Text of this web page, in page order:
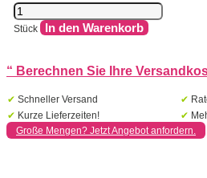
Feria-
Feuertisch
1000
-
Breite:
1000
-
Höhe:
Stück In den Warenkorb
“ Berechnen Sie Ihre
✔ Schneller Versand ✔
✔ Kurze Lieferzeiten! ✔
Große Mengen? Jetzt Angebot anfordern.